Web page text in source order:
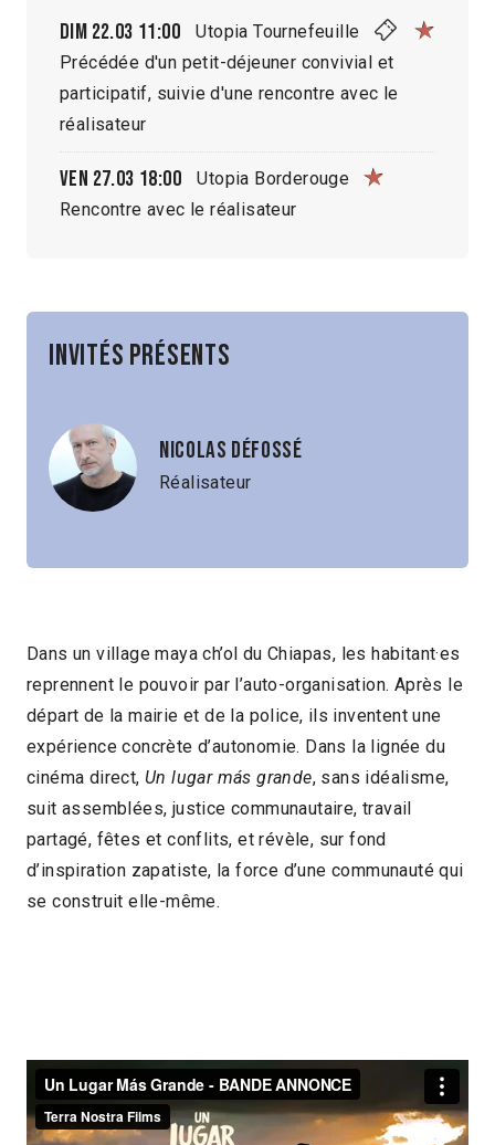
Dans un village maya ch’ol du Chiapas, les habitant·es
reprennent le pouvoir par l’auto-organisation. Après le
départ de la mairie et de la police, ils inventent une
expérience concrète d’autonomie. Dans la lignée du
cinéma direct, Un lugar más grande, sans idéalisme,
suit assemblées, justice communautaire, travail
partagé, fêtes et conflits, et révèle, sur fond
d’inspiration zapatiste, la force d’une communauté qui
se construit elle-même.
Dim 22.03 11:00
Utopia Tournefeuille
Précédée d'un petit-déjeuner convivial et
participatif, suivie d'une rencontre avec le
réalisateur
Ven 27.03 18:00
Utopia Borderouge
Rencontre avec le réalisateur
Invités présents
Nicolas Défossé
Réalisateur